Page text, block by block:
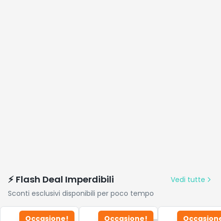
⚡ Flash Deal Imperdibili
Vedi tutte
Sconti esclusivi disponibili per poco tempo
Occasione! Occasione!